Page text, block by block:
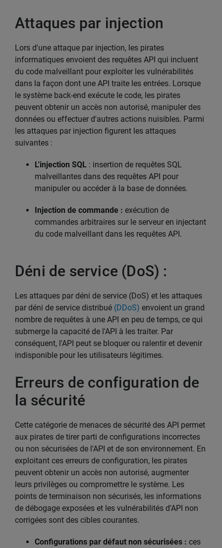
Attaques par injection
Lors d'une attaque par injection, les pirates
informatiques envoient des requêtes API qui incluent
du code malveillant pour exploiter les vulnérabilités
dans la façon dont une API traite les entrées. Lorsque
le système back-end exécute le code, les pirates
peuvent obtenir un accès non autorisé, manipuler des
données ou effectuer d'autres actions nuisibles. Parmi
les attaques par injection figurent les attaques
suivantes :
L'injection SQL : insertion de requêtes SQL
malveillantes dans des requêtes API pour
manipuler ou accéder à la base de données.
Injection de commande : exécution de
commandes arbitraires sur le serveur en injectant
du code malveillant dans les requêtes API.
Déni de service (DoS) :
Les attaques par déni de service (DoS) et les attaques
par déni de service distribué (DDoS) envoient un grand
nombre de requêtes à une API en peu de temps, ce qui
submerge la capacité de l'API à les traiter. Par
conséquent, l'API peut se bloquer ou ralentir et devenir
indisponible pour les utilisateurs légitimes.
Erreurs de configuration de
la sécurité
Cette catégorie de menaces de sécurité des API permet
aux pirates de tirer parti de configurations incorrectes
ou non sécurisées de l'API et de son environnement. En
exploitant ces erreurs de configuration, les pirates
peuvent obtenir un accès non autorisé, augmenter
leurs privilèges ou compromettre le système. Les
points de terminaison non sécurisés, les informations
de débogage exposées et les vulnérabilités d'API non
corrigées sont des cibles courantes.
Configurations par défaut non sécurisées : ces